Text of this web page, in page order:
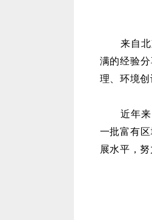
来自
满的经验
理、环境
近年
一批富有
展水平，